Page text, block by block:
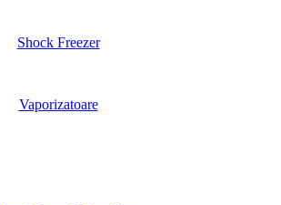
Shock Freezer
Vaporizatoare